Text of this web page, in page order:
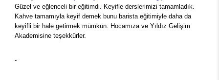
Güzel ve eğlenceli bir eğitimdi. Keyifle derslerimizi tamamladık.
Kahve tamamıyla keyif demek bunu barista eğitimiyle daha da
keyifli bir hale getirmek mümkün. Hocamıza ve Yıldız Gelişim
Akademisine teşekkürler.
-